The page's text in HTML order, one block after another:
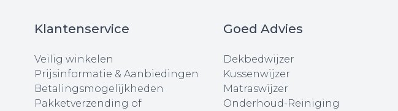
Klantenservice
Veilig winkelen
Prijsinformatie & Aanbiedingen
Betalingsmogelijkheden
Pakketverzending of
Goed Advies
Dekbedwijzer
Kussenwijzer
Matraswijzer
Onderhoud-Reiniging